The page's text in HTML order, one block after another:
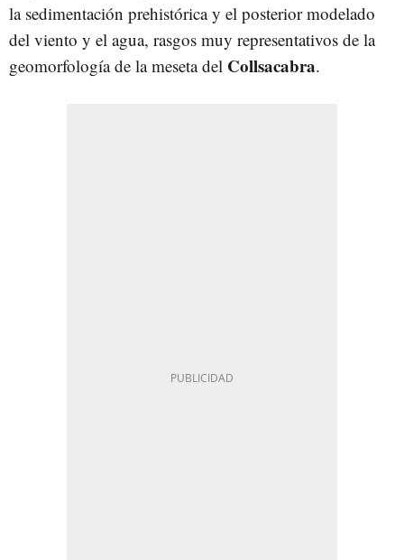
la sedimentación prehistórica y el posterior modelado
del viento y el agua, rasgos muy representativos de la
geomorfología de la meseta del Collsacabra.